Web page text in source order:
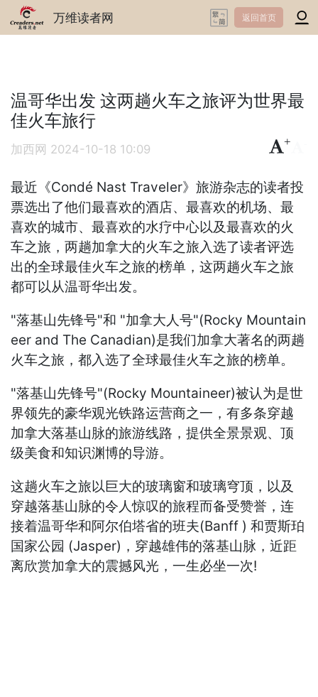
万维读者网 返回首页
温哥华出发 这两趟火车之旅评为世界最
佳火车旅行
加西网 2024-10-18 10:09
+
最近《Condé Nast Traveler》旅游杂志的读者投
票选出了他们最喜欢的酒店、最喜欢的机场、最
喜欢的城市、最喜欢的水疗中心以及最喜欢的火
车之旅，两趟加拿大的火车之旅入选了读者评选
出的全球最佳火车之旅的榜单，这两趟火车之旅
都可以从温哥华出发。
"落基山先锋号"和 "加拿大人号"(Rocky Mountain
eer and The Canadian)是我们加拿大著名的两趟
火车之旅，都入选了全球最佳火车之旅的榜单。
"落基山先锋号"(Rocky Mountaineer)被认为是世
界领先的豪华观光铁路运营商之一，有多条穿越
加拿大落基山脉的旅游线路，提供全景景观、顶
级美食和知识渊博的导游。
这趟火车之旅以巨大的玻璃窗和玻璃穹顶，以及
穿越落基山脉的令人惊叹的旅程而备受赞誉，连
接着温哥华和阿尔伯塔省的班夫(Banff ) 和贾斯珀
国家公园 (Jasper)，穿越雄伟的落基山脉，近距
离欣赏加拿大的震撼风光，一生必坐一次!